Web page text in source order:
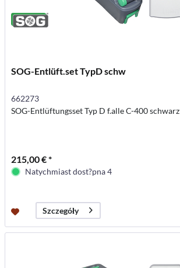
SOG-Entlüft.set TypD schw
662273
SOG-Entlüftungsset Typ D f.alle C-400 schwarz
215,00 € *
Natychmiast dost?pna 4
Szczegóły